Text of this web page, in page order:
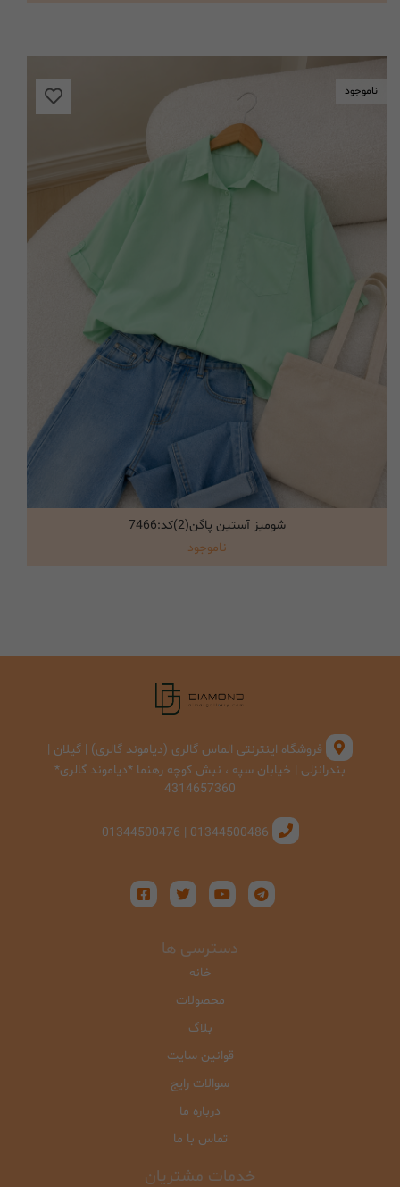
ناموجود
انتخاب گزینه ها
شومیز آستین پاگن(2)کد:7466
ناموجود
فروشگاه اینترنتی الماس گالری (دیاموند گالری) | گیلان |
بندرانزلی | خیابان سپه ، نبش کوچه رهنما *دیاموند گالری*
4314657360
01344500486 | 01344500476
دسترسی ها
خانه
محصولات
بلاگ
قوانین سایت
سوالات رایج
درباره ما
تماس با ما
خدمات مشتریان